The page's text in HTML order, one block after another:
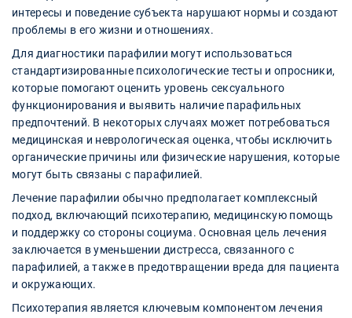
интересы и поведение субъекта нарушают нормы и создают
проблемы в его жизни и отношениях.
Для диагностики парафилии могут использоваться
стандартизированные психологические тесты и опросники,
которые помогают оценить уровень сексуального
функционирования и выявить наличие парафильных
предпочтений. В некоторых случаях может потребоваться
медицинская и неврологическая оценка, чтобы исключить
органические причины или физические нарушения, которые
могут быть связаны с парафилией.
Лечение парафилии обычно предполагает комплексный
подход, включающий психотерапию, медицинскую помощь
и поддержку со стороны социума. Основная цель лечения
заключается в уменьшении дистресса, связанного с
парафилией, а также в предотвращении вреда для пациента
и окружающих.
Психотерапия является ключевым компонентом лечения